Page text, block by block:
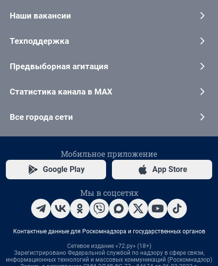
Наши вакансии
Техподдержка
Предвыборная агитация
Статистика канала в MAX
Все города сети
Мобильное приложение
Google Play App Store
Мы в соцсетях
Контактные данные для Роскомнадзора и государственных органов
Сетевое издание «72.ру» (18+)
Зарегистрировано Федеральной службой по надзору в сфере связи,
информационных технологий и массовых коммуникаций (Роскомнадзор)